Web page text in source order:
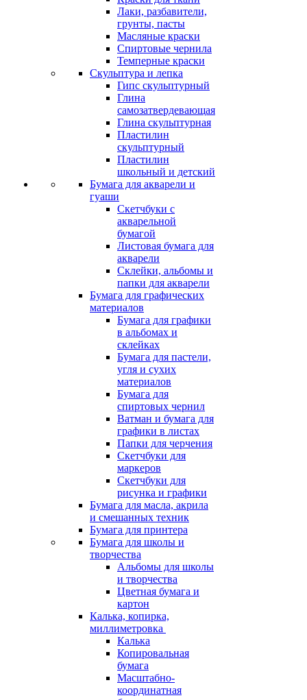
Лаки, разбавители,
грунты, пасты
Масляные краски
Спиртовые чернила
Темперные краски
Скульптура и лепка
Гипс скульптурный
Глина
самозатвердевающая
Глина скульптурная
Пластилин
скульптурный
Пластилин
школьный и детский
Бумага для акварели и
гуаши
Скетчбуки с
акварельной
бумагой
Листовая бумага для
акварели
Склейки, альбомы и
папки для акварели
Бумага для графических
материалов
Бумага для графики
в альбомах и
склейках
Бумага для пастели,
угля и сухих
материалов
Бумага для
спиртовых чернил
Ватман и бумага для
графики в листах
Папки для черчения
Скетчбуки для
маркеров
Скетчбуки для
рисунка и графики
Бумага для масла, акрила
и смешанных техник
Бумага для принтера
Бумага для школы и
творчества
Альбомы для школы
и творчества
Цветная бумага и
картон
Калька, копирка,
миллиметровка
Калька
Копировальная
бумага
Масштабно-
координатная